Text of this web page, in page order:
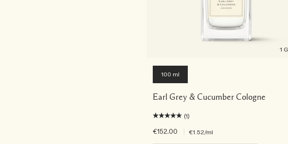
1
100 ml
Earl Grey & Cucumber Cologne
(1)
€152.00 €1.52/ml